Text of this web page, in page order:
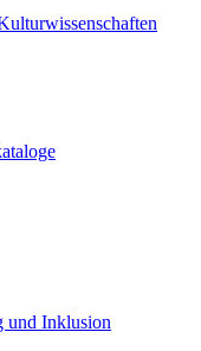
und Inklusion